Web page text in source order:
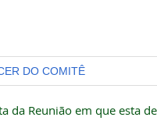
DO COMITÊ
da Reunião em que esta